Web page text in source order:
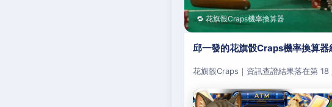
🔁 花旗骰Craps機率換算器
邱一發的花旗骰Craps機率換算器
花旗骰Craps｜資訊查證結果落在第 18